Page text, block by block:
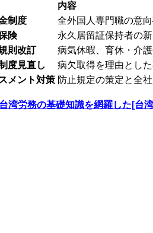
内容
制度
全外国人専門職の意
険
永久居留証保持者の
則改訂
病気休暇、育休・介
度見直し
病欠取得を理由とし
メント対策 防止規定の策定と全
湾労務の基礎知識を網羅した[台